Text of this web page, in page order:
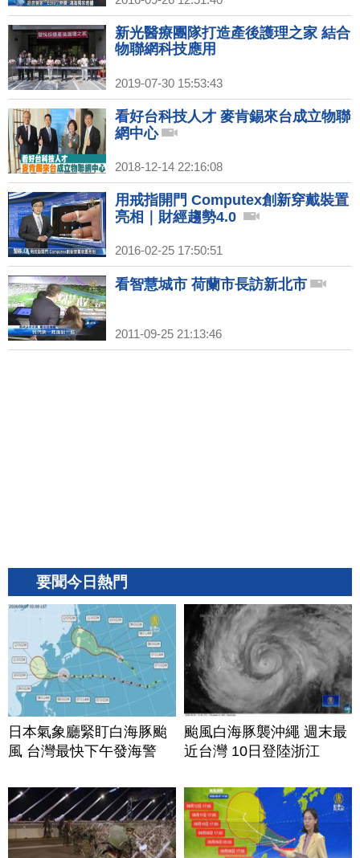
新光醫療團隊打造產後護理之家 結合
物聯網科技應用
2019-07-30 15:53:43
看好台科技人才 麥肯錫來台成立物聯
網中心
2018-12-14 22:16:08
用戒指開門 Computex創新穿戴裝置
亮相｜財經趨勢4.0
2016-02-25 17:50:51
看智慧城市 荷蘭市長訪新北市
2011-09-25 21:13:46
要聞今日熱門
日本氣象廳緊盯白海豚颱
風 台灣最快下午發海警
颱風白海豚襲沖繩 週末最
近台灣 10日登陸浙江